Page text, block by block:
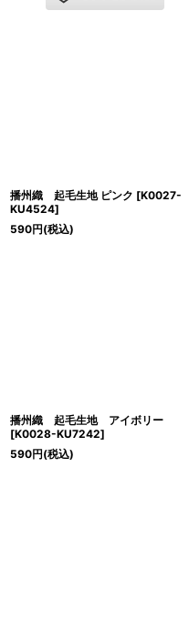
播州織 起毛生地 ピンク [K0027-
KU4524]
590円(税込)
播州織 起毛生地 アイボリー
[K0028-KU7242]
590円(税込)